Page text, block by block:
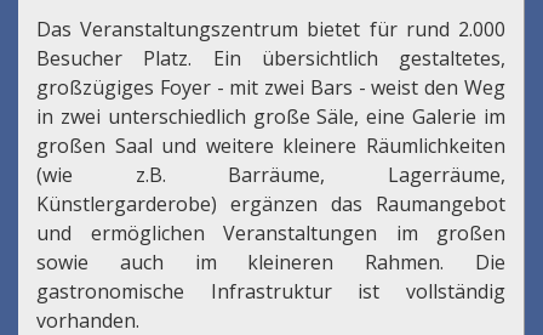
Das Veranstaltungszentrum bietet für rund 2.000
Besucher Platz. Ein übersichtlich gestaltetes,
großzügiges Foyer - mit zwei Bars - weist den Weg
in zwei unterschiedlich große Säle, eine Galerie im
großen Saal und weitere kleinere Räumlichkeiten
(wie z.B. Barräume, Lagerräume,
Künstlergarderobe) ergänzen das Raumangebot
und ermöglichen Veranstaltungen im großen
sowie auch im kleineren Rahmen. Die
gastronomische Infrastruktur ist vollständig
vorhanden.